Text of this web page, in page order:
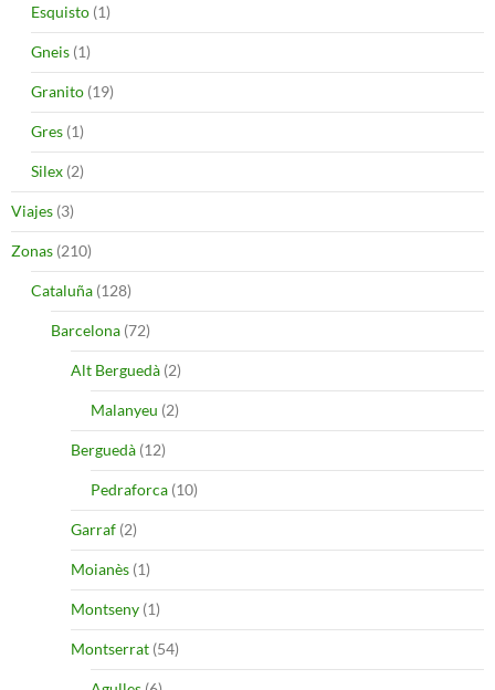
Esquisto (1)
Gneis (1)
Granito (19)
Gres (1)
Silex (2)
Viajes (3)
Zonas (210)
Cataluña (128)
Barcelona (72)
Alt Berguedà (2)
Malanyeu (2)
Berguedà (12)
Pedraforca (10)
Garraf (2)
Moianès (1)
Montseny (1)
Montserrat (54)